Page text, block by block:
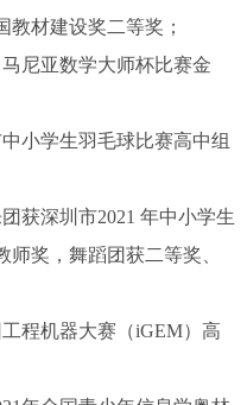
教材建设奖二等奖；
尼亚数学大师杯比赛金
小学生羽毛球比赛高中组
获深圳市2021 年中小学生
奖，舞蹈团获二等奖、
程机器大赛（iGEM）高